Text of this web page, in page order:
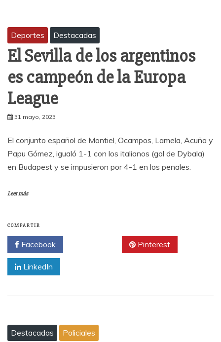
Deportes Destacadas
El Sevilla de los argentinos
es campeón de la Europa
League
31 mayo, 2023
El conjunto español de Montiel, Ocampos, Lamela, Acuña y
Papu Gómez, igualó 1-1 con los italianos (gol de Dybala)
en Budapest y se impusieron por 4-1 en los penales.
Leer más
COMPARTIR
Facebook Pinterest
LinkedIn
Destacadas Policiales